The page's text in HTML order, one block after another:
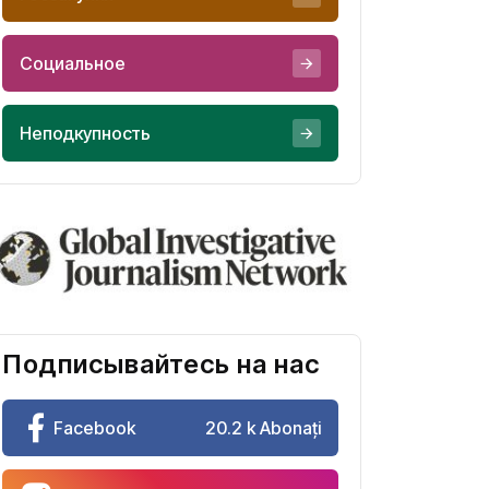
Социальное
Неподкупность
Подписывайтесь на нас
Facebook 20.2 k Abonați